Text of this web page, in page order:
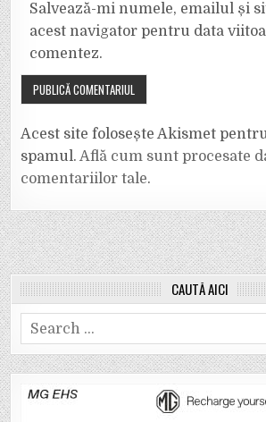
Salvează-mi numele, emailul și
acest navigator pentru data
comentez.
Acest site folosește Akismet
spamul.Află cum sunt procesate
comentariilor tale.
CAUTĂ AICI
Search
for: